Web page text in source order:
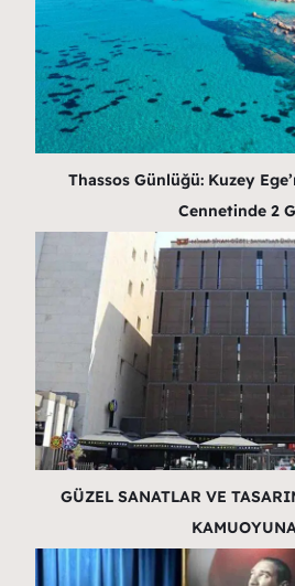
Thassos Günlüğü: Kuzey
Cennetinde 2
GÜZEL SANATLAR VE